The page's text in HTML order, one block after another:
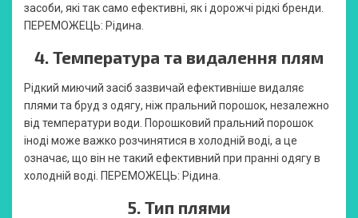
засоби, які так само ефективні, як і дорожчі рідкі бренди.
ПЕРЕМОЖЕЦЬ: Рідина.
4. Температура та видалення плям
Рідкий миючий засіб зазвичай ефективніше видаляє
плями та бруд з одягу, ніж пральний порошок, незалежно
від температури води. Порошковий пральний порошок
іноді може важко розчинятися в холодній воді, а це
означає, що він не такий ефективний при пранні одягу в
холодній воді. ПЕРЕМОЖЕЦЬ: Рідина.
5. Тип плями